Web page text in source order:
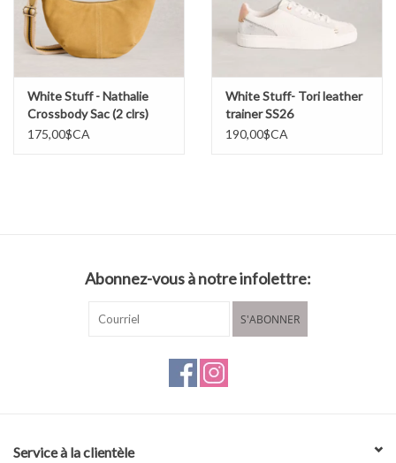
White Stuff - Nathalie
Crossbody Sac (2 clrs)
SS26
175,00$CA
White Stuff- Tori leather
trainer SS26
190,00$CA
Abonnez-vous à notre infolettre:
S'ABONNER
Service à la clientèle